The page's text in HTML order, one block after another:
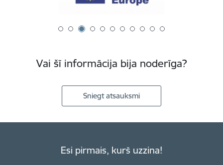
Vai šī informācija bija noderīga?
Sniegt atsauksmi
Esi pirmais, kurš uzzina!